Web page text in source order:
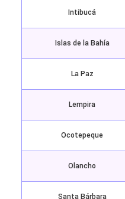
Intibucá
Islas de la Bahía
La Paz
Lempira
Ocotepeque
Olancho
Santa Bárbara